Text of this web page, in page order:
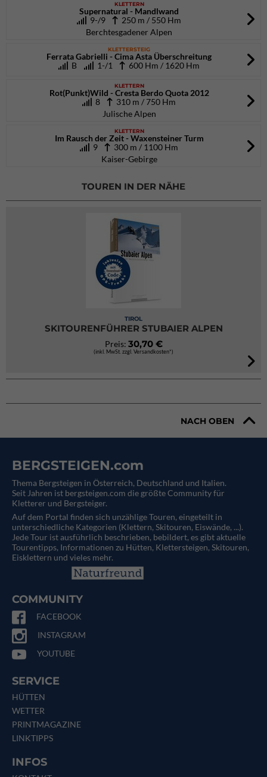
KLETTERN
Supernatural - Mandlwand
9-/9
250 m / 550 Hm
Berchtesgadener Alpen
KLETTERSTEIG
Ferrata Gabrielli - Cima Asta Überschreitung
B
1-/1 600 Hm / 1620 Hm
KLETTERN
Rot(Punkt)Wild - Cresta Berdo Quota 2012
8
310 m / 750 Hm
Julische Alpen
KLETTERN
Im Rausch der Zeit - Waxensteiner Turm
9
300 m / 1100 Hm
Kaiser-Gebirge
TOUREN IN DER NÄHE
TIROL
SKITOURENFÜHRER STUBAIER ALPEN
Preis: 30,70 €
(inkl. MwSt. zzgl. Versandkosten*)
NACH OBEN
BERGSTEIGEN.com
Thema Bergsteigen in Österreich, Deutschland und Italien.
Seit Jahren ist bergsteigen.com die größte Community für
Kletterer und Bergsteiger.
Auf dem Portal finden sich unzählige Touren, eingeteilt in
unterschiedliche Kategorien (Klettern, Skitouren, Eiswände, ...).
Jede Tour ist ausführlich beschrieben, bebildert, es gibt aktuelle
Tourentipps, Informationen zu Hütten, Klettersteigen, Skitouren,
Eisklettern und vieles mehr.
COMMUNITY
FACEBOOK
INSTAGRAM
YOUTUBE
SERVICE
HÜTTEN
WETTER
PRINTMAGAZINE
LINKTIPPS
INFOS